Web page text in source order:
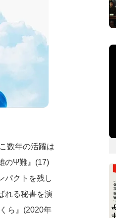
数年の活躍は
のΨ難』(17)
パクトを残し
れる秘書を演
ら』(2020年